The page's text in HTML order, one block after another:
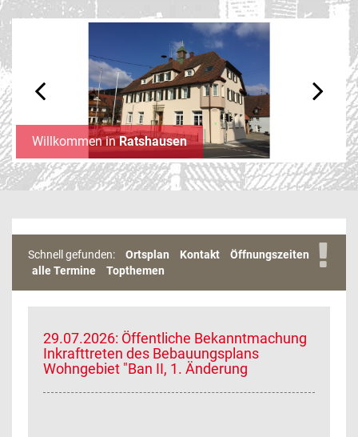
Willkommen inRatshausen
Schnell gefunden: Ortsplan Kontakt
Öffnungszeiten
alle Termine
Topthemen
29.07.2026: Öffentliche Bekanntmachung
Inkrafttreten des Bebauungsplans
Wohngebiet "Ban II, 1. Änderung